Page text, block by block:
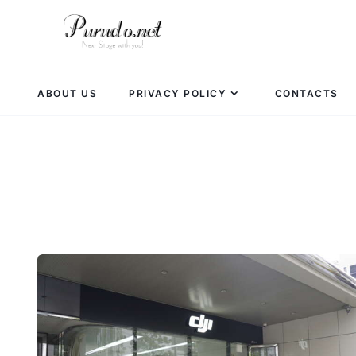
ABOUT US PRIVACY POLICY CONTACTS